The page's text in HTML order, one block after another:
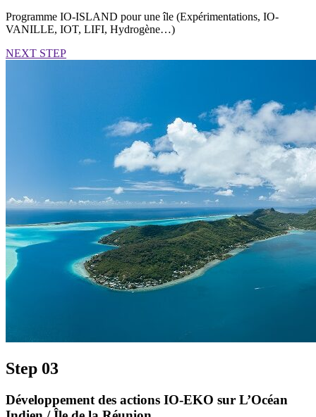
Programme IO-ISLAND pour une île (Expérimentations, IO-
VANILLE, IOT, LIFI, Hydrogène…)
NEXT STEP
Step 03
Développement des actions IO-EKO sur L’Océan